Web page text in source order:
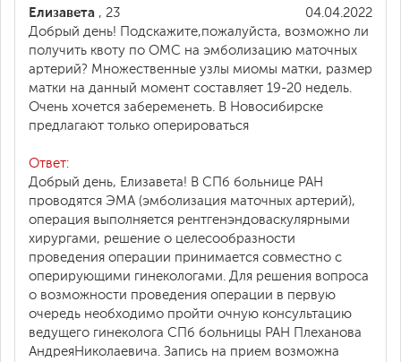
04.04.2022
Елизавета , 23
Добрый день! Подскажите,пожалуйста, возможно ли
получить квоту по ОМС на эмболизацию маточных
артерий? Множественные узлы миомы матки, размер
матки на данный момент составляет 19-20 недель.
Очень хочется забеременеть. В Новосибирске
предлагают только оперироваться
Ответ:
Добрый день, Елизавета! В СПб больнице РАН
проводятся ЭМА (эмболизация маточных артерий),
операция выполняется рентгенэндоваскулярными
хирургами, решение о целесообразности
проведения операции принимается совместно с
оперирующими гинекологами. Для решения вопроса
о возможности проведения операции в первую
очередь необходимо пройти очную консультацию
ведущего гинеколога СПб больницы РАН Плеханова
АндреяНиколаевича. Запись на прием возможна